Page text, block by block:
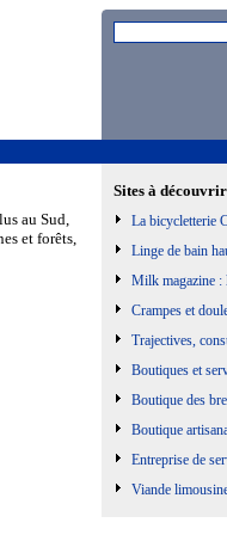
au Sud,
et forêts,
Sites à découvrir
La bicycletterie
Linge de bain
Milk magazine :
Crampes et
Trajectives,
Boutiques et
Boutique des
Boutique
Entreprise de
Viande